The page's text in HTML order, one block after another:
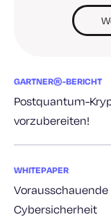
GARTNER®-BERICHT
Postquantum-
vorzubereiten!
WHITEPAPER
Cybersicherheit